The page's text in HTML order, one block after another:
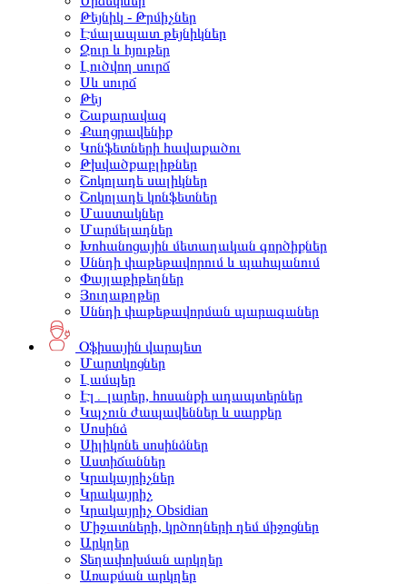
Թեյնիկ - Թրմիչներ
Էմալապատ թեյնիկներ
Ջուր և հյութեր
Լուծվող սուրճ
Սև սուրճ
Թեյ
Շաքարավազ
Քաղցրավենիք
Կոնֆետների հավաքածու
Թխվածքաբլիթներ
Շոկոլադե սալիկներ
Շոկոլադե կոնֆետներ
Մաստակներ
Մարմելադներ
Խոհանոցային մետաղական գործիքներ
Սննդի փաթեթավորում և պահպանում
Փայլաթիթեղներ
Յուղաթղթեր
Սննդի փաթեթավորման պարագաներ
Օֆիսային վարպետ
Մարտկոցներ
Լամպեր
Էլ․ լարեր, հոսանքի ադապտերներ
Կպչուն ժապավեններ և սարքեր
Սոսինձ
Սիլիկոնե սոսինձներ
Աստիճաններ
Կրակայրիչներ
Կրակայրիչ
Կրակայրիչ Obsidian
Միջատների, կրծողների դեմ միջոցներ
Արկղեր
Տեղափոխման արկղեր
Առաքման արկղեր